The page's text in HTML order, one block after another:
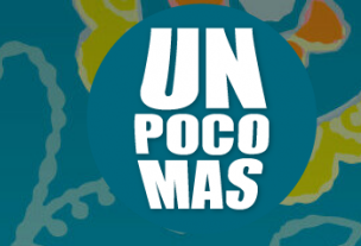
naar
inhoud